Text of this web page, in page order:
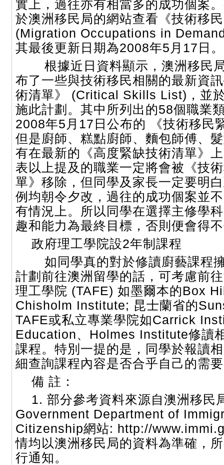
實上，過往亦有相當多的成功個案
於澳洲移民局的網站查看《技術移
(Migration Occupations in
其最後更新日期為2008年5月17日。
根據近日資料顯示，澳洲移民
布了一些與技術移民相關的最新資
術清單》 (Critical Skills List)，並
施此計劃。其中所列出的58個職業
2008年5月17日公布的 《技術移民
但是廚師、糕點廚師、麵包師傅、
有在最新的《高度緊缺技術清單》
表以上提及的職業一定將會被《技
單》移除，但同學及家長一定要明
例均朝令夕改，過往的成功個案並
有情況上。所以同學在選擇主修學
趣和能力為最終目標，否則便會得
政府理工學院設2年制課程
如同學真的對於修讀廚藝課程
計劃前往澳洲留學的話，可考慮前
理工學院 (TAFE) 如墨爾本的Box
Chisholm Institute; 昆士蘭省的
TAFE或私立專業學院如Carrick
Education、Holmes Institute修讀
課程。特別一提的是，同學於報讀
細查詢課程內容是否合乎自己的需
備 註：
1. 部分參考資料來源自澳洲移民
Government Department of
Citizenship網站: http://
情均以澳洲移民局的資料為準確，
行通知。